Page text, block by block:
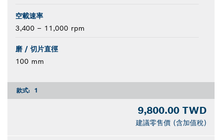
空載速率
3,400 – 11,000 rpm
磨 / 切片直徑
100 mm
款式: 1
9,800.00 TWD
建議零售價 (含加值稅)